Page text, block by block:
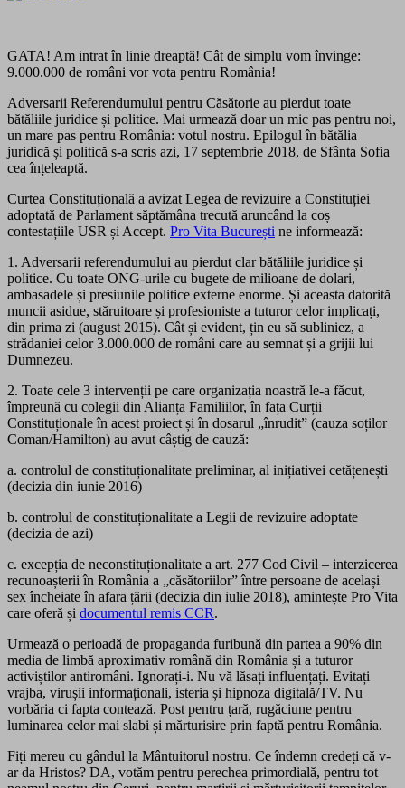
GATA! Am intrat în linie dreaptă! Cât de simplu vom învinge:
9.000.000 de români vor vota pentru România!
Adversarii Referendumului pentru Căsătorie au pierdut toate
bătăliile juridice și politice. Mai urmează doar un mic pas pentru noi,
un mare pas pentru România: votul nostru. Epilogul în bătălia
juridică și politică s-a scris azi, 17 septembrie 2018, de Sfânta Sofia
cea înțeleaptă.
Curtea Constituțională a avizat Legea de revizuire a Constituției
adoptată de Parlament săptămâna trecută aruncând la coș
contestațiile USR și Accept. Pro Vita București ne informează:
1. Adversarii referendumului au pierdut clar bătăliile juridice și
politice. Cu toate ONG-urile cu bugete de milioane de dolari,
ambasadele și presiunile politice externe enorme. Și aceasta datorită
muncii asidue, stăruitoare și profesioniste a tuturor celor implicați,
din prima zi (august 2015). Cât și evident, țin eu să subliniez, a
strădaniei celor 3.000.000 de români care au semnat și a grijii lui
Dumnezeu.
2. Toate cele 3 intervenții pe care organizația noastră le-a făcut,
împreună cu colegii din Alianța Familiilor, în fața Curții
Constituționale în acest proiect și în dosarul „înrudit” (cauza soților
Coman/Hamilton) au avut câștig de cauză:
a. controlul de constituționalitate preliminar, al inițiativei cetățenești
(decizia din iunie 2016)
b. controlul de constituționalitate a Legii de revizuire adoptate
(decizia de azi)
c. excepția de neconstituționalitate a art. 277 Cod Civil – interzicerea
recunoașterii în România a „căsătoriilor” între persoane de același
sex încheiate în afara țării (decizia din iulie 2018), amintește Pro Vita
care oferă și documentul remis CCR.
Urmează o perioadă de propaganda furibună din partea a 90% din
media de limbă aproximativ română din România și a tuturor
activiștilor antiromâni. Ignorați-i. Nu vă lăsați influențați. Evitați
vrajba, virușii informaționali, isteria și hipnoza digitală/TV. Nu
vorbăria ci fapta contează. Post pentru țară, rugăciune pentru
luminarea celor mai slabi și mărturisire prin faptă pentru România.
Fiți mereu cu gândul la Mântuitorul nostru. Ce îndemn credeți că v-
ar da Hristos? DA, votăm pentru perechea primordială, pentru tot